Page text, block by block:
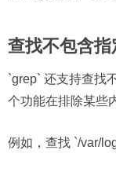
查找不包含
`grep` 还支持查找
个功能在排除某些
例如，查找 `/var/